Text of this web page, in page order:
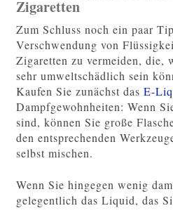
Zigaretten
Zum Schluss noch ein paar
Verschwendung von
Zigaretten zu vermeiden, die,
sehr umweltschädlich sein
Kaufen Sie zunächst das E-
Dampfgewohnheiten: Wenn
sind, können Sie große
den entsprechenden
selbst mischen.
Wenn Sie hingegen wenig
gelegentlich das Liquid, das